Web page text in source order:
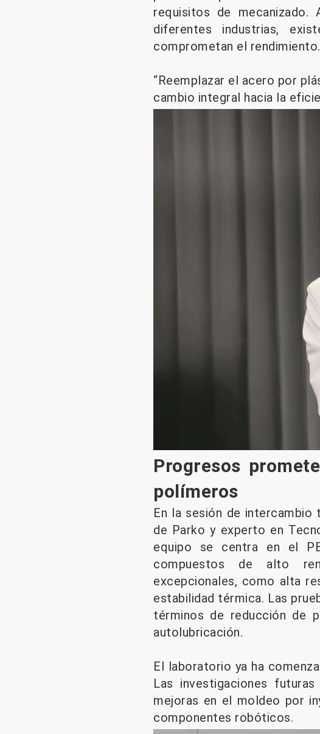
requisitos de mecanizado.
diferentes industrias,
comprometan el rendimiento.
“Reemplazar el acero por
cambio integral hacia la
Progresos
polímeros
En la sesión de intercambio
de Parko y experto en
equipo se centra en el
compuestos de alto
excepcionales, como alta
estabilidad térmica. Las
términos de reducción de
autolubricación.
El laboratorio ya ha
Las investigaciones
mejoras en el moldeo por
componentes robóticos.